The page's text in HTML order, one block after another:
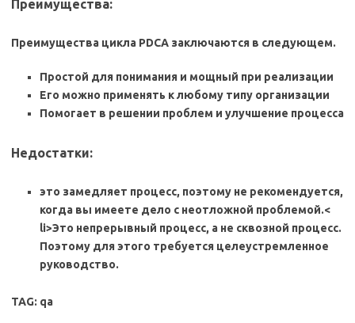
Преимущества:
Преимущества цикла PDCA заключаются в следующем.
Простой для понимания и мощный при реализации
Его можно применять к любому типу организации
Помогает в решении проблем и улучшение процесса
Недостатки:
это замедляет процесс, поэтому не рекомендуется,
когда вы имеете дело с неотложной проблемой.<
li>Это непрерывный процесс, а не сквозной процесс.
Поэтому для этого требуется целеустремленное
руководство.
TAG: qa